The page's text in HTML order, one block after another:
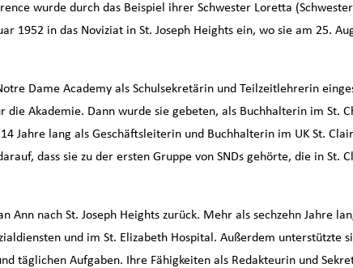
wurde durch das Beispiel ihrer Schwester Loretta
1952 in das Noviziat in St. Joseph Heights ein, wo sie am 25.
Dame Academy als Schulsekretärin und Teilzeitlehrerin
die Akademie. Dann wurde sie gebeten, als Buchhalterin im St.
Jahre lang als Geschäftsleiterin und Buchhalterin im UK St.
dass sie zu der ersten Gruppe von SNDs gehörte, die in St.
Ann nach St. Joseph Heights zurück. Mehr als sechzehn Jahre
und im St. Elizabeth Hospital. Außerdem unterstützte
täglichen Aufgaben. Ihre Fähigkeiten als Redakteurin und